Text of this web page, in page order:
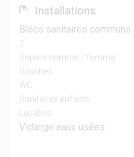
Installations
Blocs sanitaires communs
2
Séparé homme / femme
Douches
WC
Sanitaires enfants
Lavabos
Vidange eaux usées